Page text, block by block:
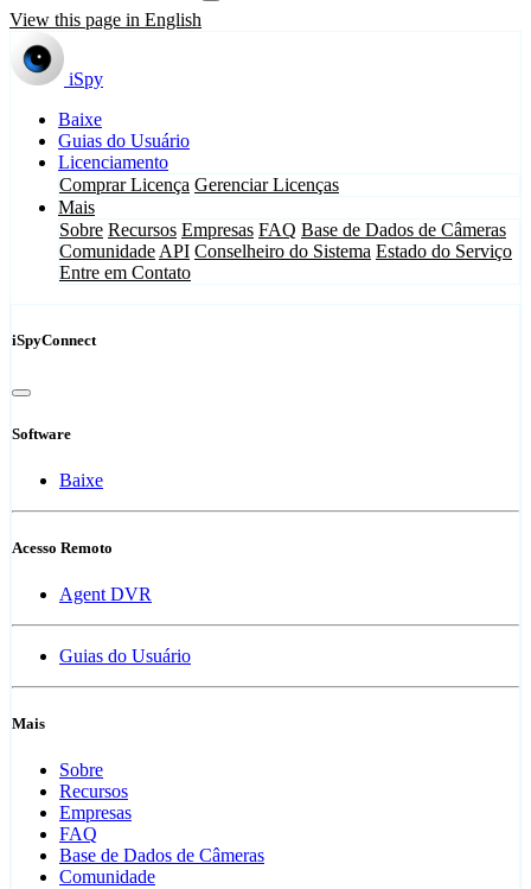
View this page in English
iSpy
Baixe
Guias do Usuário
Licenciamento
Comprar Licença Gerenciar Licenças
Mais
Sobre Recursos Empresas FAQ Base de Dados de Câmeras
Comunidade API Conselheiro do Sistema Estado do Serviço
Entre em Contato
iSpyConnect
Software
Baixe
Acesso Remoto
Agent DVR
Guias do Usuário
Mais
Sobre
Recursos
Empresas
FAQ
Base de Dados de Câmeras
Comunidade